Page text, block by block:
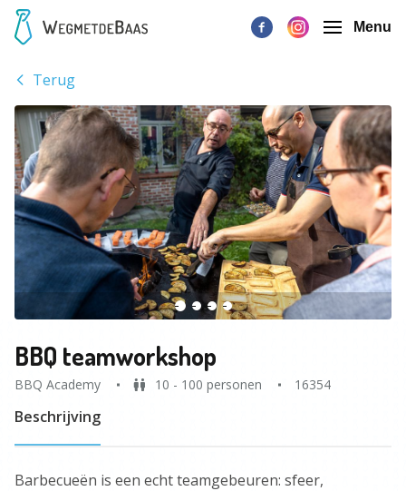
Menu
Terug
BBQ teamworkshop
BBQ Academy 10 - 100 personen 16354
Beschrijving
Barbecueën is een echt teamgebeuren: sfeer,